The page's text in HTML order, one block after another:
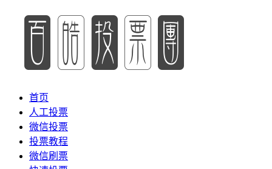
首页
人工投票
微信投票
投票教程
微信刷票